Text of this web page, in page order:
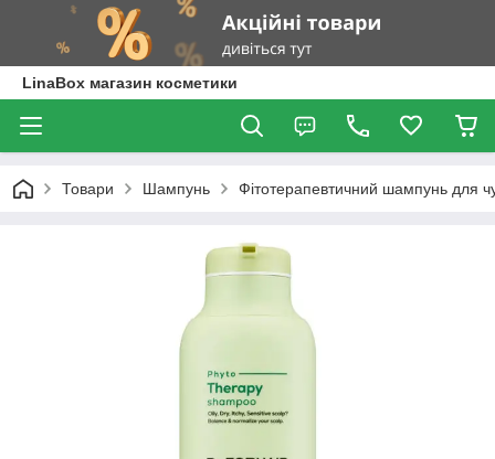
LinaBox магазин косметики
Товари Шампунь Фітотерапевтичний шампунь для